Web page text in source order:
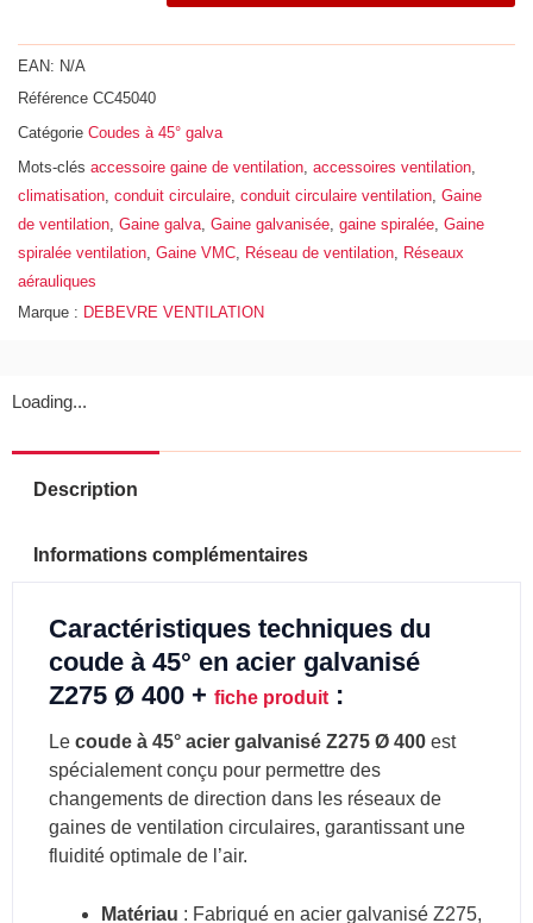
à
acier
galvanisé
Z275,
Ø
400
EAN: N/A
Référence CC45040
Catégorie Coudes à 45° galva
Mots-clés accessoire gaine de ventilation accessoires ventilation
climatisation conduit circulaire conduit circulaire ventilation Gaine
de ventilation Gaine galva Gaine galvanisée gaine spiralée Gaine
spiralée ventilation Gaine VMC Réseau de ventilation Réseaux
aérauliques
Marque : DEBEVRE VENTILATION
Loading...
Description
Informations complémentaires
Caractéristiques techniques du
coude à 45° en acier galvanisé
Z275 Ø 400 + fiche produit :
Le coude à 45° acier galvanisé Z275 Ø 400 est
spécialement conçu pour permettre des
changements de direction dans les réseaux de
gaines de ventilation circulaires, garantissant une
fluidité optimale de l’air.
Matériau : Fabriqué en acier galvanisé Z275,